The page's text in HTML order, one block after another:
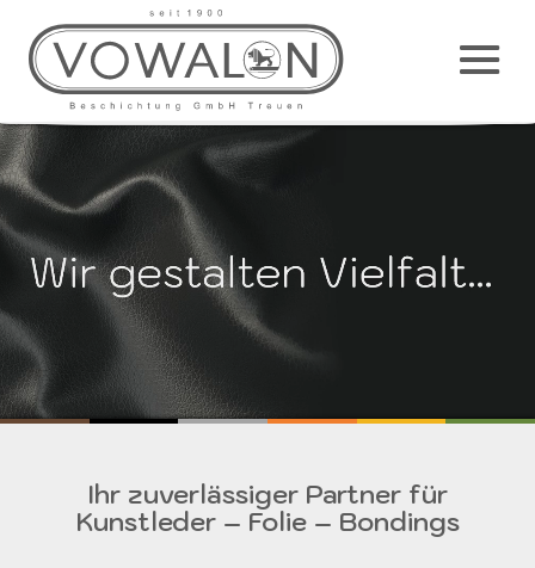
Startseite
Ihr zuverlässiger Partner für
Kunstleder – Folie – Bondings